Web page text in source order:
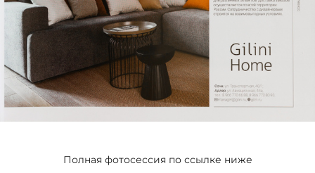
Полная фотосессия по ссылке ниже